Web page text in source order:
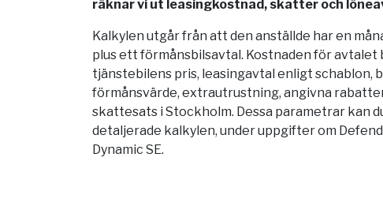
räknar vi ut leasingkostnad, skatter och
Kalkylen utgår från att den anställde har en
plus ett förmånsbilsavtal. Kostnaden för avtalet
tjänstebilens pris, leasingavtal enligt schablon,
förmånsvärde, extrautrustning, angivna
skattesats i Stockholm. Dessa parametrar kan
detaljerade kalkylen, under uppgifter om
Dynamic SE.